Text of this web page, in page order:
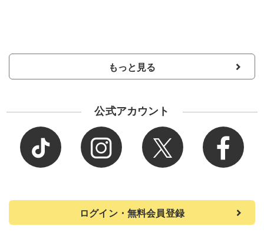
もっと見る
公式アカウント
ログイン・無料会員登録